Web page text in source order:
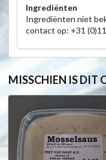
Ingrediënten
Ingrediënten niet
contact op: +31
MISSCHIEN IS DIT